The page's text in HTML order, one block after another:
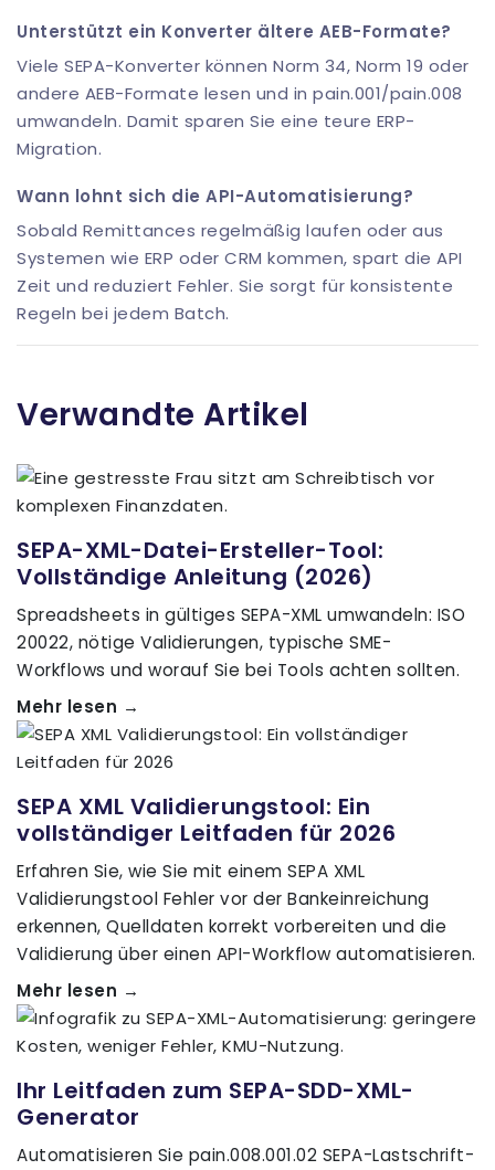
Unterstützt ein Konverter ältere AEB-Formate?
Viele SEPA-Konverter können Norm 34, Norm 19 oder
andere AEB-Formate lesen und in pain.001/pain.008
umwandeln. Damit sparen Sie eine teure ERP-
Migration.
Wann lohnt sich die API-Automatisierung?
Sobald Remittances regelmäßig laufen oder aus
Systemen wie ERP oder CRM kommen, spart die API
Zeit und reduziert Fehler. Sie sorgt für konsistente
Regeln bei jedem Batch.
Verwandte Artikel
SEPA-XML-Datei-Ersteller-Tool:
Vollständige Anleitung (2026)
Spreadsheets in gültiges SEPA-XML umwandeln: ISO
20022, nötige Validierungen, typische SME-
Workflows und worauf Sie bei Tools achten sollten.
Mehr lesen →
SEPA XML Validierungstool: Ein
vollständiger Leitfaden für 2026
Erfahren Sie, wie Sie mit einem SEPA XML
Validierungstool Fehler vor der Bankeinreichung
erkennen, Quelldaten korrekt vorbereiten und die
Validierung über einen API-Workflow automatisieren.
Mehr lesen →
Ihr Leitfaden zum SEPA-SDD-XML-
Generator
Automatisieren Sie pain.008.001.02 SEPA-Lastschrift-